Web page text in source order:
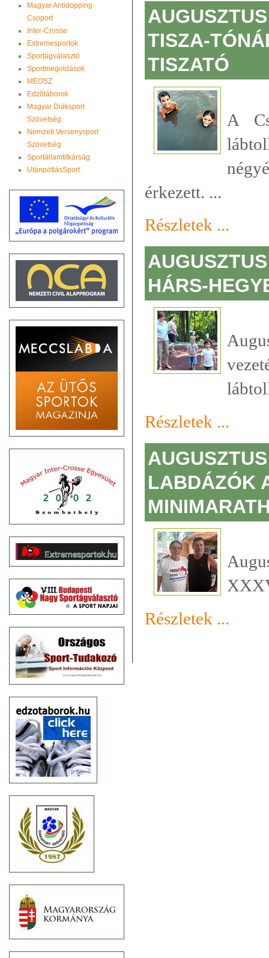
Magyar Antidopping
Csoport
Inter-Crosse
Extremesportok
Sportágválasztó
Sportmegoldások
MEOSZ
Edzõtáborok
Magyar Diáksport
Szövetség
Nemzeti Versenysport
Szövetség
Sportállamtitkárság
UtánpótlásSport
TISZA-
TISZATÓ
A
érkezett. ...
Részletek ...
HÁRS-
Részletek ...
LABDÁZÓK
Részletek ...